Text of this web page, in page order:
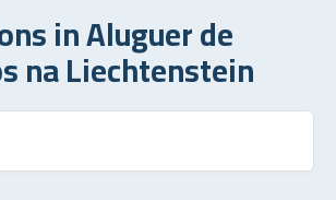
in Aluguer de
na Liechtenstein